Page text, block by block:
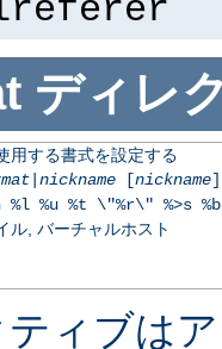
ディレ
用する書式を設定する
| nickname[nickname]
%l %u %t \"%r\" %>s
ル, バーチャルホスト
ィブは